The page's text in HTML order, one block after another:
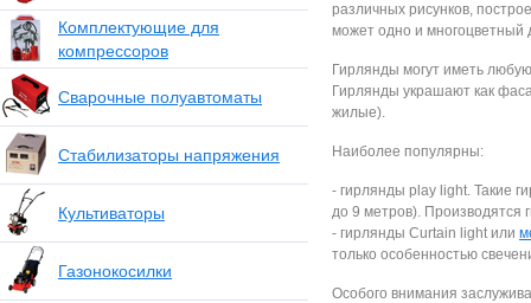
Комплектующие для
компрессоров
Сварочные полуавтоматы
Стабилизаторы напряжения
Культиваторы
Газонокосилки
различных рисунков,
может одно и многоцветный
Гирлянды могут иметь
Гирлянды украшают как
жилые).
Наиболее популярны:
- гирлянды play light. Такие
до 9 метров). Производятся
- гирлянды Curtain light или
только особенностью
Особого внимания